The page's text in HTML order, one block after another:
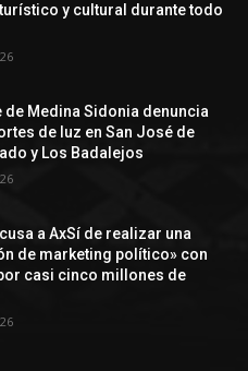
y cultural durante todo
de Medina Sidonia denuncia
de luz en San José de
y Los Badalejos
a AxSí de realizar una
de marketing político» con
casi cinco millones de